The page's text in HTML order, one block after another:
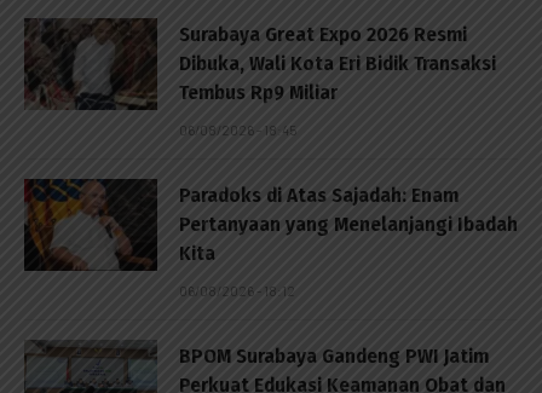
Surabaya Great Expo 2026 Resmi
Dibuka, Wali Kota Eri Bidik Transaksi
Tembus Rp9 Miliar
06/08/2026 - 18:45
Paradoks di Atas Sajadah: Enam
Pertanyaan yang Menelanjangi Ibadah
Kita
06/08/2026 - 18:12
BPOM Surabaya Gandeng PWI Jatim
Perkuat Edukasi Keamanan Obat dan